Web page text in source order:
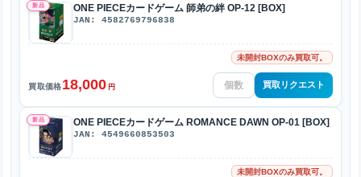
新品 ONE PIECEカードゲーム 師弟の絆 OP-12 [BOX]
JAN: 4582769796838
未開封BOXのみ買取可。
買取価格18,000 円 買取リクエスト
新品 ONE PIECEカードゲーム ROMANCE DAWN OP-01 [BOX]
JAN: 4549660853503
未開封BOXのみ買取可。